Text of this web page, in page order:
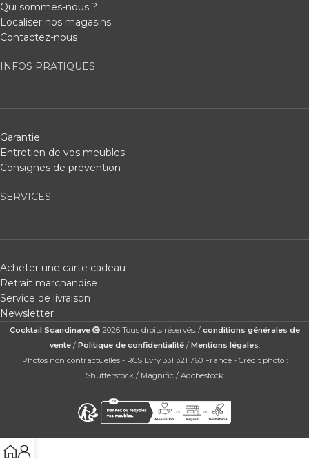
Qui sommes-nous ?
Localiser nos magasins
Contactez-nous
INFOS PRATIQUES
Garantie
Entretien de vos meubles
Consignes de prévention
SERVICES
Acheter une carte cadeau
Retrait marchandise
Service de livraison
Newsletter
Cocktail Scandinave 2026 Tous droits réservés. / conditions générales de
vente/ Politique de confidentialité/ Mentions légales.
Photos non contractuelles - RCS Evry 331 321 760 France - Crédit photo :
Shutterstock / Magnific / Adobestock